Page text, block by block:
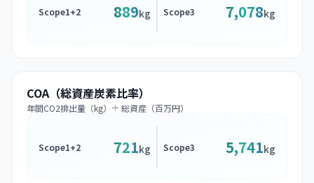
Scope1+2 889kg Scope3 7,078kg
COA（総資産炭素比率）
年間CO2排出量（kg）÷ 総資産（百万円）
Scope1+2 721kg Scope3 5,741kg